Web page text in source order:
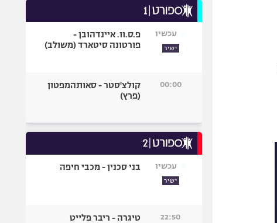
עכשיו
ישיר
פ.ס.וו. איינדהובן -
פורטונה סיטארד (משולב)
00:00
קולצ'סטר - סאותהמפטון
(פרץ)
עכשיו
ישיר
בני סכנין - מכבי חיפה
22:50 טיגרה - ריבר פלייט